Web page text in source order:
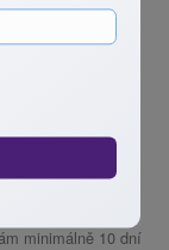
zaměstnavatele
Žádost o
minimálně 10 dní